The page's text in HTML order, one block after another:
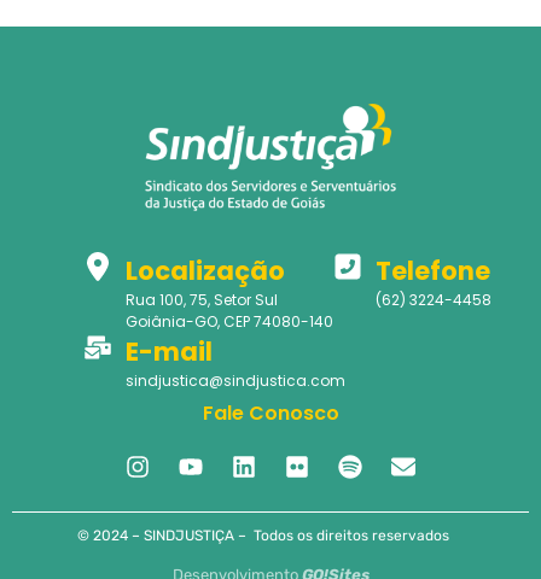
Localização
Rua 100, 75, Setor Sul
Goiânia-GO, CEP 74080-140
Telefone
(62) 3224-4458
E-mail
sindjustica@sindjustica.com
Fale Conosco
© 2024 – SINDJUSTIÇA – Todos os direitos reservados
Desenvolvimento GO!Sites